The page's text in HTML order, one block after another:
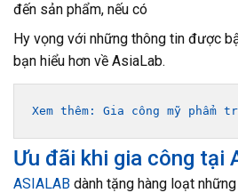
đến sản phẩm, nếu có
Hy vọng với những thông tin được
bạn hiểu hơn về AsiaLab.
Xem thêm: Gia công mỹ phẩm
Ưu đãi khi gia công tại
ASIALAB dành tặng hàng loạt